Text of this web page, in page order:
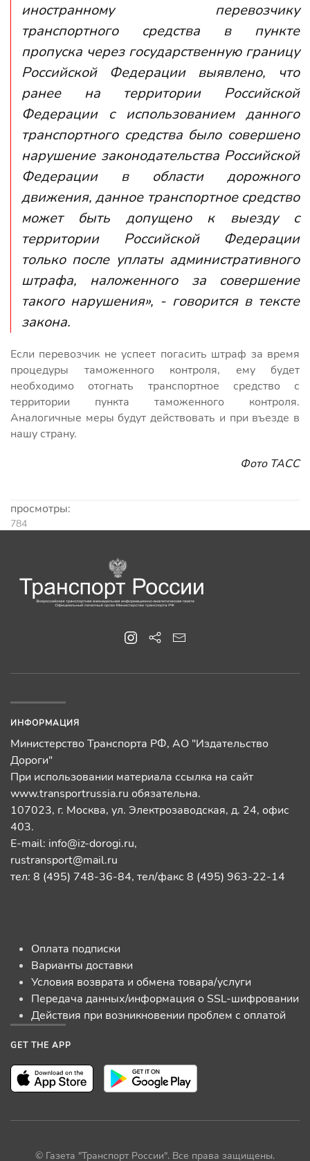
иностранному перевозчику
транспортного средства в пункте
пропуска через государственную границу
Российской Федерации выявлено, что
ранее на территории Российской
Федерации с использованием данного
транспортного средства было совершено
нарушение законодательства Российской
Федерации в области дорожного
движения, данное транспортное средство
может быть допущено к выезду с
территории Российской Федерации
только после уплаты административного
штрафа, наложенного за совершение
такого нарушения», - говорится в тексте
закона.
Если перевозчик не успеет погасить штраф за время
процедуры таможенного контроля, ему будет
необходимо отогнать транспортное средство с
территории пункта таможенного контроля.
Аналогичные меры будут действовать и при въезде в
нашу страну.
Фото ТАСС
просмотры:
784
ИНФОРМАЦИЯ
Министерство Транспорта РФ, АО "Издательство
Дороги"
При использовании материала ссылка на сайт
www.transportrussia.ru обязательна.
107023, г. Москва, ул. Электрозаводская, д. 24, офис
403.
E-mail: info@iz-dorogi.ru,
rustransport@mail.ru
тел: 8 (495) 748-36-84, тел/факс 8 (495) 963-22-14
Оплата подписки
Варианты доставки
Условия возврата и обмена товара/услуги
Передача данных/информация о SSL-шифровании
Действия при возникновении проблем с оплатой
GET THE APP
© Газета "Транспорт России". Все права защищены.